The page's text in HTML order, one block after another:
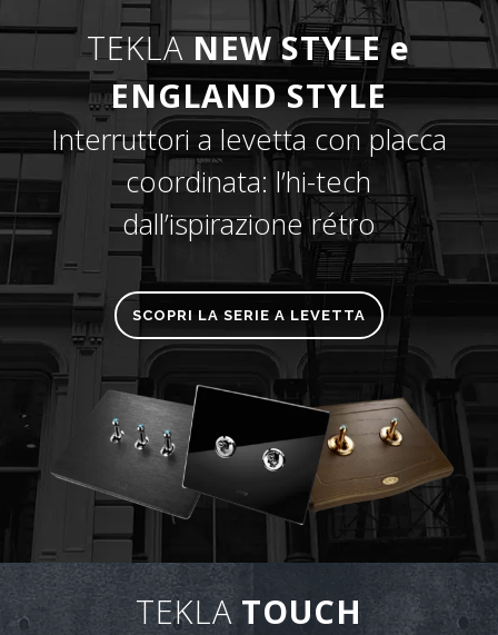
TEKLANEW STYLE e
ENGLAND STYLE
Interruttori a levetta con placca
coordinata: l’hi-tech
dall’ispirazione rétro
SCOPRI LA SERIE A LEVETTA
TEKLATOUCH